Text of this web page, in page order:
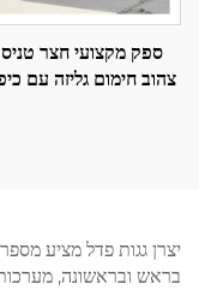
ספק מקצועי חצר
יצרן גגות פדל מציע
בראש ובראשונה, מערכות